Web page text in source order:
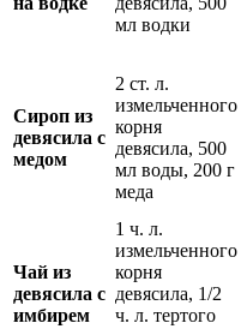
мл водки
Сироп из
девясила с
медом
2 ст. л.
измельченного
корня
девясила, 500
мл воды, 200 г
меда
Чай из
девясила с
имбирем
1 ч. л.
измельченного
корня
девясила, 1/2
ч. л. тертого